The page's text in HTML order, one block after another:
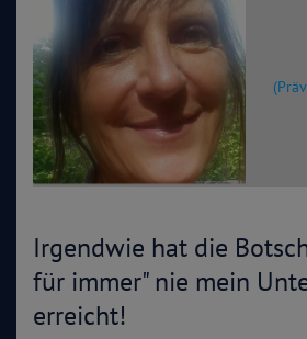
Irgendwie hat die
für immer" nie mein
erreicht!